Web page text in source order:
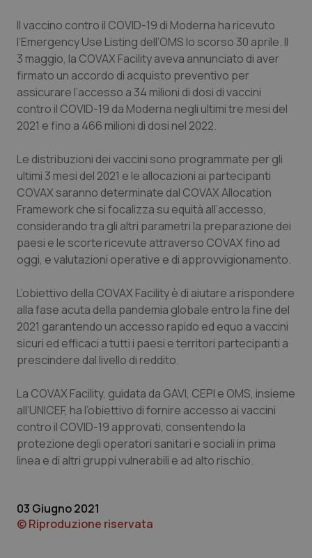
Friuli Venezia Giulia
Lazio
Liguria
Lombardia
Marche
Molise
Piemonte
Provincia Autonoma di Bolzano
Provincia Autonoma di Trento
Sardegna
Sicilia
Umbria
Dermatite Atopica
Diabete & glucometri
Disturbi dell’umore
Dolore
Donna & Salute
Epatiti
HIV
Infezioni & Febbre
Ipertensione & Scompenso
Malattia di Crohn & Rettocolite Ulcerosa
Neuroscienze & patologie neurodegenerative
Oftalmologia
Il vaccino contro il COVID-19 di Moderna ha ricevuto
l’Emergency Use Listing dell’OMS lo scorso 30 aprile. Il
3 maggio, la COVAX Facility aveva annunciato di aver
firmato un accordo di acquisto preventivo per
assicurare l’accesso a 34 milioni di dosi di vaccini
contro il COVID-19 da Moderna negli ultimi tre mesi del
2021 e fino a 466 milioni di dosi nel 2022.
Le distribuzioni dei vaccini sono programmate per gli
ultimi 3 mesi del 2021 e le allocazioni ai partecipanti
COVAX saranno determinate dal COVAX Allocation
Framework che si focalizza su equità all’accesso,
considerando tra gli altri parametri la preparazione dei
paesi e le scorte ricevute attraverso COVAX fino ad
oggi, e valutazioni operative e di approvvigionamento.
L’obiettivo della COVAX Facility è di aiutare a rispondere
alla fase acuta della pandemia globale entro la fine del
2021 garantendo un accesso rapido ed equo a vaccini
sicuri ed efficaci a tutti i paesi e territori partecipanti a
prescindere dal livello di reddito.
La COVAX Facility, guidata da GAVI, CEPI e OMS, insieme
all’UNICEF, ha l’obiettivo di fornire accesso ai vaccini
contro il COVID-19 approvati, consentendo la
protezione degli operatori sanitari e sociali in prima
linea e di altri gruppi vulnerabili e ad alto rischio.
03 Giugno 2021
© Riproduzione riservata